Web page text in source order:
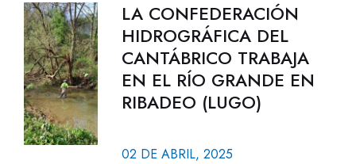
LA CONFEDERACIÓN
HIDROGRÁFICA DEL
CANTÁBRICO TRABAJA
EN EL RÍO GRANDE EN
RIBADEO (LUGO)
02 DE ABRIL, 2025